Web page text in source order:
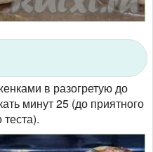
в разогретую до
минут 25 (до приятного